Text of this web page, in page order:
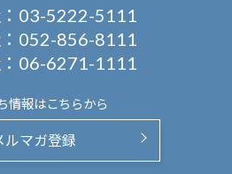
03-5222-5111
052-856-8111
06-6271-1111
情報はこちらから
ルマガ登録